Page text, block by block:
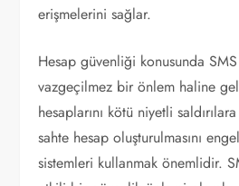
erişmelerini sağlar.
Hesap güvenliği konusunda
vazgeçilmez bir önlem haline
hesaplarını kötü niyetli
sahte hesap oluşturulmasını
sistemleri kullanmak önemlidir.